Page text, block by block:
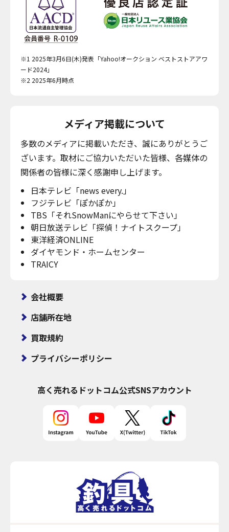
※1 2025年3月6日(木)発表「Yahoo!オークション ベストストアアワ
ード2024」
※2 2025年6月時点
メディア掲載について
多数のメディアに掲載いただき、誠にありがとうご
ざいます。取材にご協力いただいた皆様、各媒体の
関係者の皆様に深く感謝申し上げます。
日本テレビ「news every.」
フジテレビ「ぽかぽか」
TBS「それSnowManにやらせて下さい」
朝日放送テレビ「探偵！ナイトスクープ」
東洋経済ONLINE
ダイヤモンド・ホームセンター
TRAICY
会社概要
店舗所在地
買取規約
プライバシーポリシー
高く売れるドットコム公式SNSアカウント